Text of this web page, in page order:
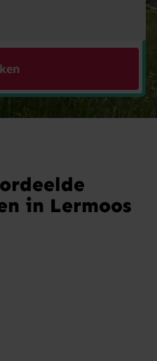
in Lermoos